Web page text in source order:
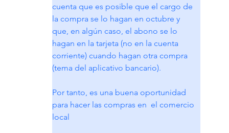
cuenta que es posible que el cargo de
la compra se lo hagan en octubre y
que, en algún caso, el abono se lo
hagan en la tarjeta (no en la cuenta
corriente) cuando hagan otra compra
(tema del aplicativo bancario).
Por tanto, es una buena oportunidad
para hacer las compras en  el comercio
local